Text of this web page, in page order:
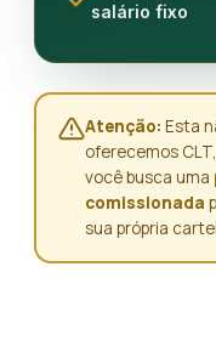
salário fixo
Atenção: Esta
oferecemos
você busca uma
comissionada
sua própria